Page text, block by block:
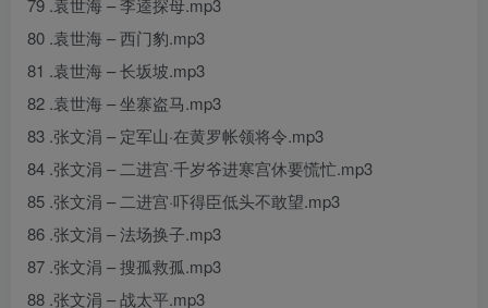
79 .袁世海 – 李逵探母.mp3
80 .袁世海 – 西门豹.mp3
81 .袁世海 – 长坂坡.mp3
82 .袁世海 – 坐寨盗马.mp3
83 .张文涓 – 定军山·在黄罗帐领将令.mp3
84 .张文涓 – 二进宫·千岁爷进寒宫休要慌忙.mp3
85 .张文涓 – 二进宫·吓得臣低头不敢望.mp3
86 .张文涓 – 法场换子.mp3
87 .张文涓 – 搜孤救孤.mp3
88 .张文涓 – 战太平.mp3